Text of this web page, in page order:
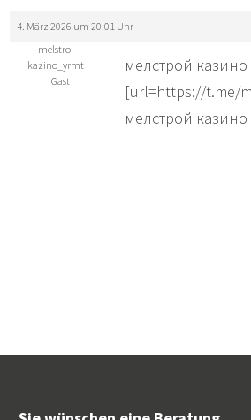
4. März 2026 um 20:01 Uhr
melstroi
kazino_yrmt
Gast
мелстрой казино
[url=https://t.me/
мелстрой